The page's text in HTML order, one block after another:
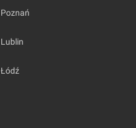
Poznań
Lublin
Łódź